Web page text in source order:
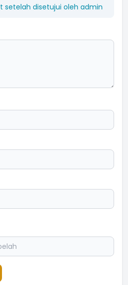
setelah disetujui oleh admin